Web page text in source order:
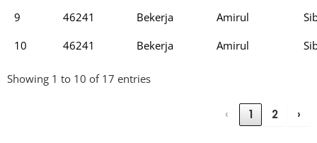
9
46241 Bekerja Amirul
10
46241 Bekerja Amirul
Showing 1 to 10 of 17 entries
‹ 1 2 ›